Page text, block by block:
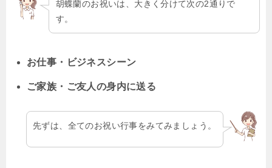
胡蝶蘭のお祝いは、大きく分けて次の2通りで
す。
お仕事・ビジネスシーン
ご家族・ご友人の身内に送る
先ずは、全てのお祝い行事をみてみましょう。